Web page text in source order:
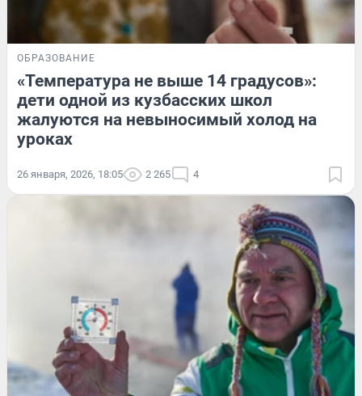
ОБРАЗОВАНИЕ
«Температура не выше 14 градусов»:
дети одной из кузбасских школ
жалуются на невыносимый холод на
уроках
26 января, 2026, 18:05 2 265 4